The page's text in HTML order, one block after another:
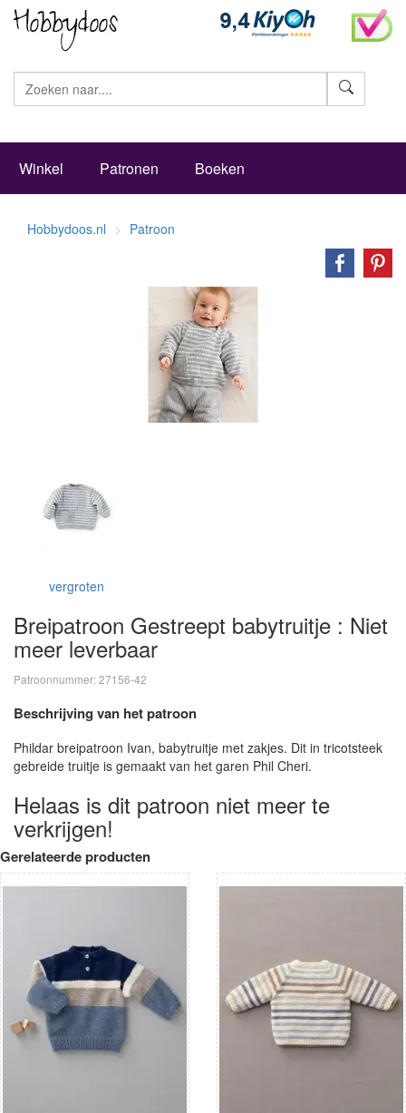
Winkel Patronen Boeken
Hobbydoos.nl Patroon
vergroten
Breipatroon Gestreept babytruitje : Niet
meer leverbaar
Patroonnummer: 27156-42
Beschrijving van het patroon
Phildar breipatroon Ivan, babytruitje met zakjes. Dit in tricotsteek
gebreide truitje is gemaakt van het garen Phil Cheri.
Helaas is dit patroon niet meer te
verkrijgen!
Gerelateerde producten